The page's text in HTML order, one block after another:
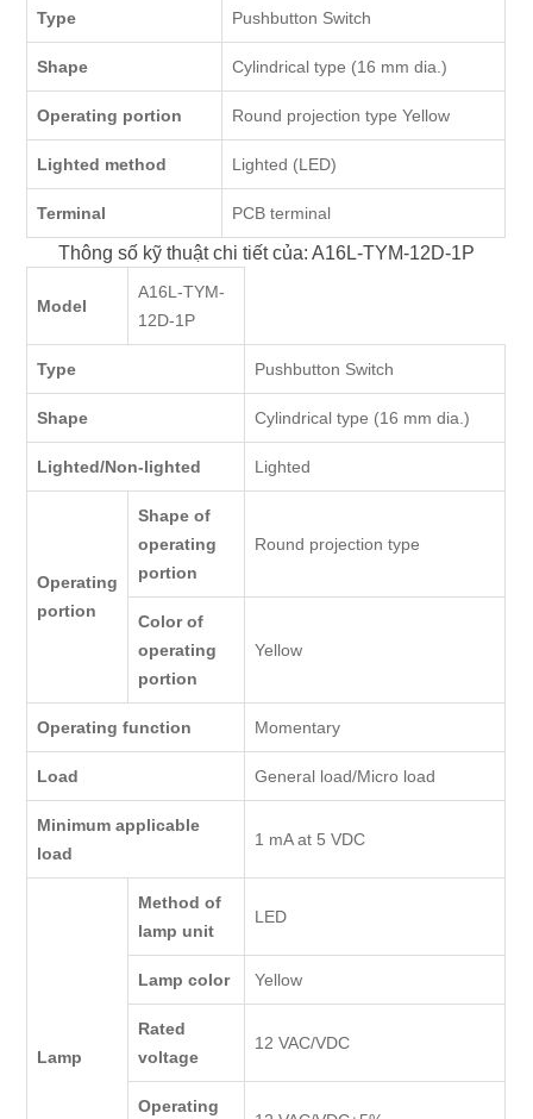
Type Pushbutton Switch
Shape Cylindrical type (16 mm dia.)
Operating portion Round projection type Yellow
Lighted method Lighted (LED)
Terminal PCB terminal
Thông số kỹ thuật chi tiết của: A16L-TYM-12D-1P
Model
A16L-TYM-
12D-1P
Type Pushbutton Switch
Shape Cylindrical type (16 mm dia.)
Lighted/Non-lighted Lighted
Operating
portion
Shape of
operating
portion
Round projection type
Color of
operating
portion
Yellow
Operating function Momentary
Load General load/Micro load
Minimum applicable
load
1 mA at 5 VDC
Lamp
Method of
lamp unit
LED
Lamp color Yellow
Rated
voltage
12 VAC/VDC
Operating